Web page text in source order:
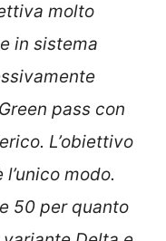
molto
in sistema
pass con
L’obiettivo
modo.
50 per quanto